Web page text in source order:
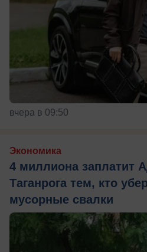
вчера в 09:50
Экономика
4 миллиона заплатит
Таганрога тем, кто
мусорные свалки